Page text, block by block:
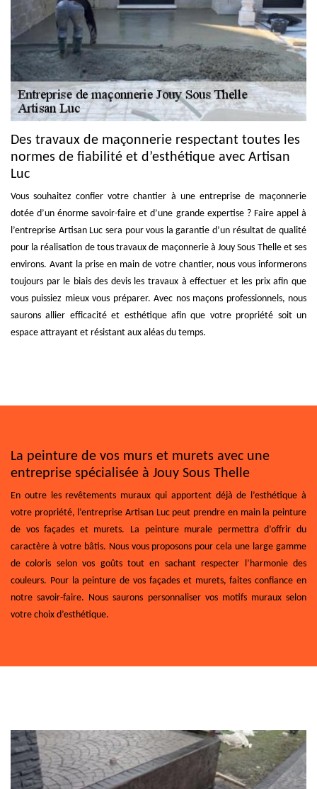
Des travaux de maçonnerie respectant toutes les
normes de fiabilité et d’esthétique avec Artisan
Luc
Vous souhaitez confier votre chantier à une entreprise de maçonnerie
dotée d’un énorme savoir-faire et d’une grande expertise ? Faire appel à
l’entreprise Artisan Luc sera pour vous la garantie d’un résultat de qualité
pour la réalisation de tous travaux de maçonnerie à Jouy Sous Thelle et ses
environs. Avant la prise en main de votre chantier, nous vous informerons
toujours par le biais des devis les travaux à effectuer et les prix afin que
vous puissiez mieux vous préparer. Avec nos maçons professionnels, nous
saurons allier efficacité et esthétique afin que votre propriété soit un
espace attrayant et résistant aux aléas du temps.
La peinture de vos murs et murets avec une
entreprise spécialisée à Jouy Sous Thelle
En outre les revêtements muraux qui apportent déjà de l’esthétique à
votre propriété, l’entreprise Artisan Luc peut prendre en main la peinture
de vos façades et murets. La peinture murale permettra d’offrir du
caractère à votre bâtis. Nous vous proposons pour cela une large gamme
de coloris selon vos goûts tout en sachant respecter l’harmonie des
couleurs. Pour la peinture de vos façades et murets, faites confiance en
notre savoir-faire. Nous saurons personnaliser vos motifs muraux selon
votre choix d’esthétique.